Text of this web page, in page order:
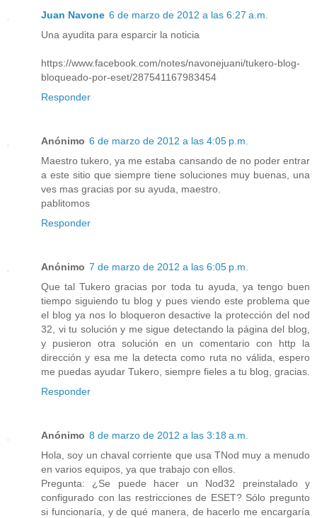
Juan Navone 6 de marzo de 2012 a las 6:27 a.m.
Una ayudita para esparcir la noticia
https://www.facebook.com/notes/navonejuani/tukero-blog-
bloqueado-por-eset/287541167983454
Responder
Anónimo 6 de marzo de 2012 a las 4:05 p.m.
Maestro tukero, ya me estaba cansando de no poder entrar
a este sitio que siempre tiene soluciones muy buenas, una
ves mas gracias por su ayuda, maestro.
pablitomos
Responder
Anónimo 7 de marzo de 2012 a las 6:05 p.m.
Que tal Tukero gracias por toda tu ayuda, ya tengo buen
tiempo siguiendo tu blog y pues viendo este problema que
el blog ya nos lo bloqueron desactive la protección del nod
32, vi tu solución y me sigue detectando la página del blog,
y pusieron otra solución en un comentario con http la
dirección y esa me la detecta como ruta no válida, espero
me puedas ayudar Tukero, siempre fieles a tu blog, gracias.
Responder
Anónimo 8 de marzo de 2012 a las 3:18 a.m.
Hola, soy un chaval corriente que usa TNod muy a menudo
en varios equipos, ya que trabajo con ellos.
Pregunta: ¿Se puede hacer un Nod32 preinstalado y
configurado con las restricciones de ESET? Sólo pregunto
si funcionaría, y de qué manera, de hacerlo me encargaría